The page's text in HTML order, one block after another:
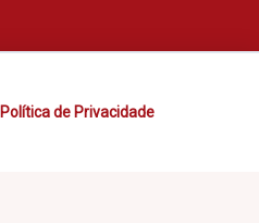
Política de Privacidade